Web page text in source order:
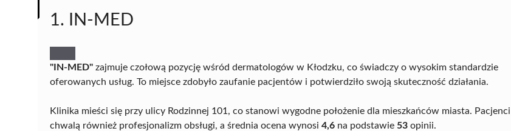
1. IN-MED
"IN-MED" zajmuje czołową pozycję wśród dermatologów w Kłodzku, co świadczy o wysokim standardzie
oferowanych usług. To miejsce zdobyło zaufanie pacjentów i potwierdziło swoją skuteczność działania.
Klinika mieści się przy ulicy Rodzinnej 101, co stanowi wygodne położenie dla mieszkańców miasta. Pacjenci
chwalą również profesjonalizm obsługi, a średnia ocena wynosi 4,6 na podstawie 53 opinii.